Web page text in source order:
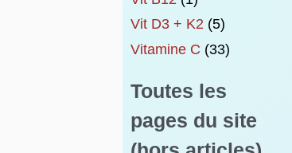
Vit D3 + K2(5)
Vitamine C (33)
Toutes les
pages du site